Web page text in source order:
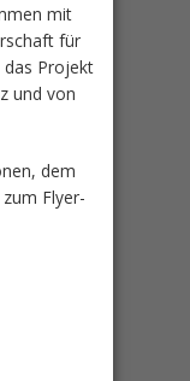
mit
für
das Projekt
und von
dem
Flyer-